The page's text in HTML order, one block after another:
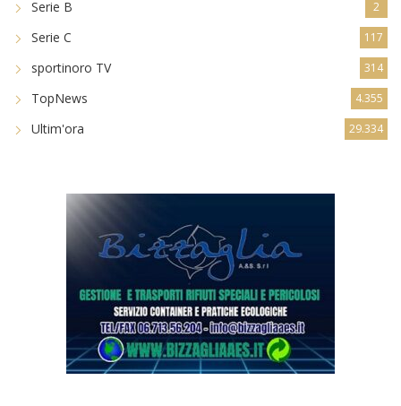
Serie B 2
Serie C 117
sportinoro TV 314
TopNews 4.355
Ultim'ora 29.334